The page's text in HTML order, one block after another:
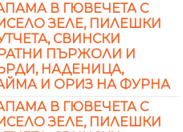
В ГЮВЕЧЕТА С
ЗЕЛЕ, ПИЛЕШКИ
СВИНСКИ
ПЪРЖОЛИ И
НАДЕНИЦА,
И ОРИЗ НА ФУРНА
В ГЮВЕЧЕТА С
ЗЕЛЕ, ПИЛЕШКИ